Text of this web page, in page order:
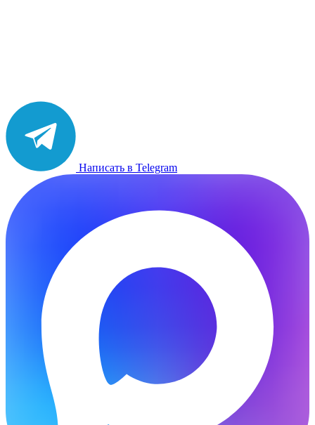
Написать в Telegram